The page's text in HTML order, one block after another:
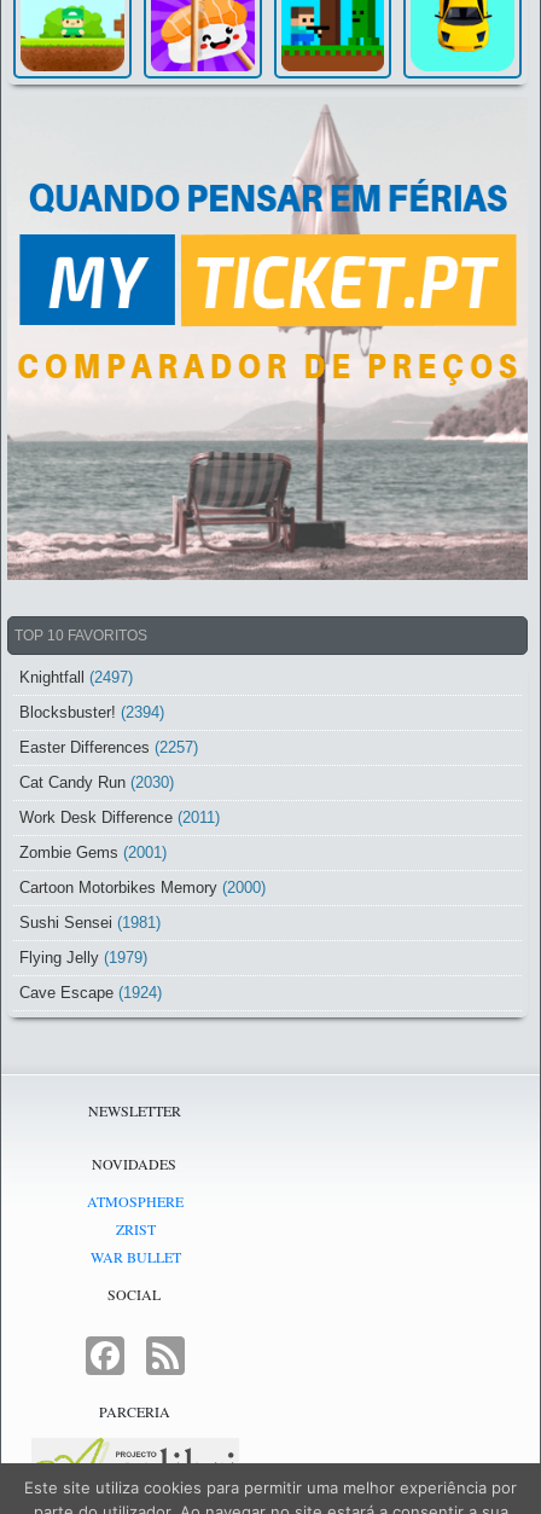
TOP 10 FAVORITOS
Knightfall (2497)
Blocksbuster! (2394)
Easter Differences (2257)
Cat Candy Run (2030)
Work Desk Difference (2011)
Zombie Gems (2001)
Cartoon Motorbikes Memory (2000)
Sushi Sensei (1981)
Flying Jelly (1979)
Cave Escape (1924)
NEWSLETTER
NOVIDADES
ATMOSPHERE
ZRIST
WAR BULLET
SOCIAL
FACEBOOK
PARCERIA
Este site utiliza cookies para permitir uma melhor experiência por